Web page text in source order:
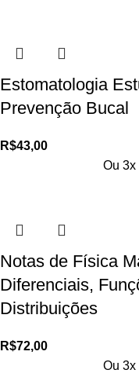
Estomatologia
Prevenção Bucal
R$43,00
Ou 3x
Notas de Física
Diferenciais,
Distribuições
R$72,00
Ou 3x